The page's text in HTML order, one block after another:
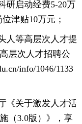
研启动经费5-20万
津贴10万元；
人等高层次人才提
层次人才招聘公
info/1046/1133
《关于激发人才活
（3.0版）》，享